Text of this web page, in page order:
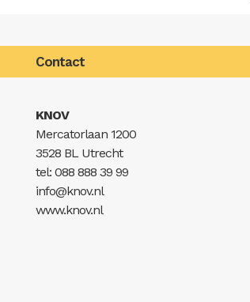
Contact
KNOV
Mercatorlaan 1200
3528 BL Utrecht
tel: 088 888 39 99
info@knov.nl
www.knov.nl